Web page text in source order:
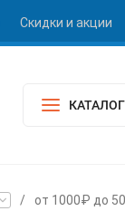
Скидки и акции
/ от 1000₽ до